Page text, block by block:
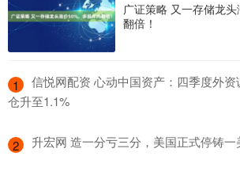
广证策略 又一存储龙
翻倍！
1
信悦网配资 心动中国资产：四季度外
仓升至1.1%
2 升宏网 造一分亏三分，美国正式停铸一